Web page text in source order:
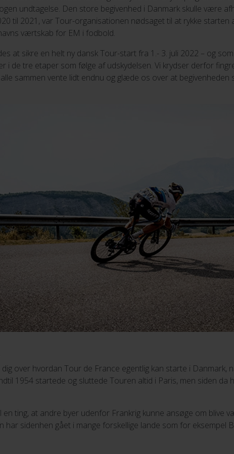
undtagelse. Den store begivenhed i Danmark skulle være
til 2021, var Tour-organisationen nødsaget til at rykke starten
værtskab for EM i fodbold.
at sikre en helt ny dansk Tour-start fra 1.- 3. juli 2022 – og
i de tre etaper som følge af udskydelsen. Vi krydser derfor
sammen vente lidt endnu og glæde os over at begivenheden
over hvordan Tour de France egentlig kan starte i Danmark,
1954 startede og sluttede Touren altid i Paris, men siden
en ting, at andre byer udenfor Frankrig kunne ansøge om blive
har sidenhen gået i mange forskellige lande som for eksempel